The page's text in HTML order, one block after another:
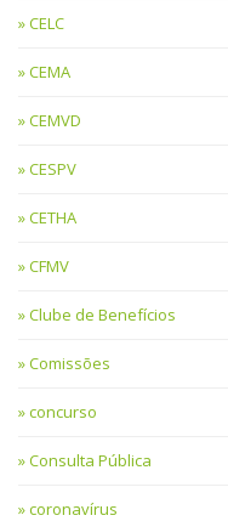
CELC
CEMA
CEMVD
CESPV
CETHA
CFMV
Clube de Benefícios
Comissões
concurso
Consulta Pública
coronavírus